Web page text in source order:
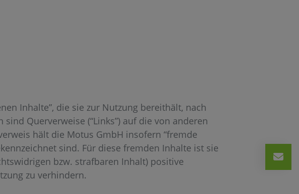
Inhalte”, die sie zur Nutzung bereithält, nach
Querverweise (“Links”) auf die von anderen
hält die Motus GmbH insofern “fremde
sind. Für diese fremden Inhalte ist sie
bzw. strafbaren Inhalt) positive
zu verhindern.